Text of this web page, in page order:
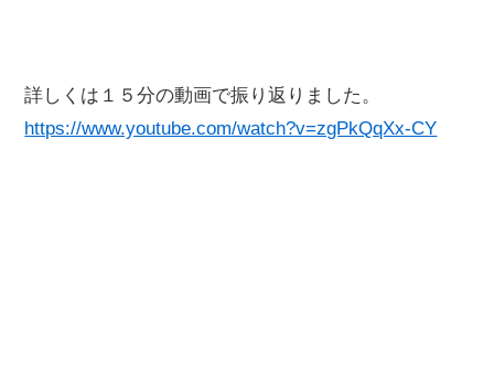
詳しくは１５分の動画で振り返りました。
https://www.youtube.com/watch?v=zgPkQqXx-CY